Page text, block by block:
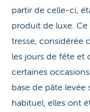
partir de celle-ci,
produit de luxe.
tresse, considérée
les jours de fête et
certaines
base de pâte
habituel, elles ont